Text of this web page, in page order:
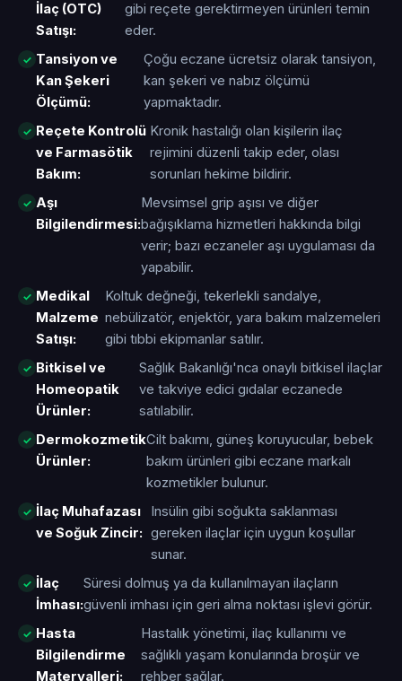
İlaç (OTC)
Satışı:
gibi reçete gerektirmeyen ürünleri temin
eder.
Tansiyon ve
Kan Şekeri
Ölçümü:
Çoğu eczane ücretsiz olarak tansiyon,
kan şekeri ve nabız ölçümü
yapmaktadır.
Reçete Kontrolü
ve Farmasötik
Bakım:
Kronik hastalığı olan kişilerin ilaç
rejimini düzenli takip eder, olası
sorunları hekime bildirir.
Aşı
Bilgilendirmesi:
Mevsimsel grip aşısı ve diğer
bağışıklama hizmetleri hakkında bilgi
verir; bazı eczaneler aşı uygulaması da
yapabilir.
Medikal
Malzeme
Satışı:
Koltuk değneği, tekerlekli sandalye,
nebülizatör, enjektör, yara bakım malzemeleri
gibi tıbbi ekipmanlar satılır.
Bitkisel ve
Homeopatik
Ürünler:
Sağlık Bakanlığı'nca onaylı bitkisel ilaçlar
ve takviye edici gıdalar eczanede
satılabilir.
Dermokozmetik
Ürünler:
Cilt bakımı, güneş koruyucular, bebek
bakım ürünleri gibi eczane markalı
kozmetikler bulunur.
İlaç Muhafazası
ve Soğuk Zincir:
Insülin gibi soğukta saklanması
gereken ilaçlar için uygun koşullar
sunar.
İlaç
İmhası:
Süresi dolmuş ya da kullanılmayan ilaçların
güvenli imhası için geri alma noktası işlevi görür.
Hasta
Bilgilendirme
Materyalleri:
Hastalık yönetimi, ilaç kullanımı ve
sağlıklı yaşam konularında broşür ve
rehber sağlar.